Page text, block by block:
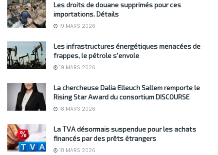
Les droits de douane supprimés pour ces
importations. Détails
19 MARS 2026
Les infrastructures énergétiques menacées de
frappes, le pétrole s’envole
19 MARS 2026
La chercheuse Dalia Elleuch Sallem remporte le
Rising Star Award du consortium DISCOURSE
18 MARS 2026
La TVA désormais suspendue pour les achats
financés par des prêts étrangers
18 MARS 2026